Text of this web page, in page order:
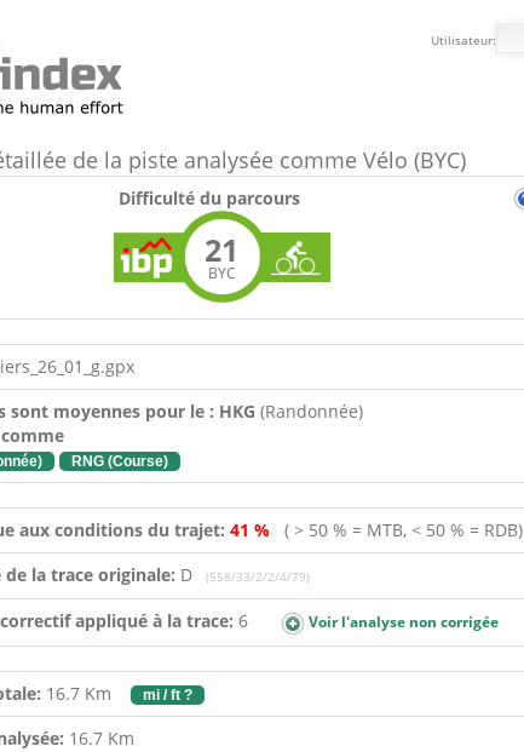
Utilisateur:
de la piste analysée comme Vélo (BYC)
Difficulté du parcours
21
BYC
sont moyennes pour le : HKG (Randonnée)
RNG (Course)
aux conditions du trajet: 41 % ( > 50 % = MTB, < 50 % = RDB)
de la trace originale: D (558/33/2/2/4/79)
appliqué à la trace: 6 Voir l'analyse non corrigée
16.7 Km mi / ft ?
16.7 Km